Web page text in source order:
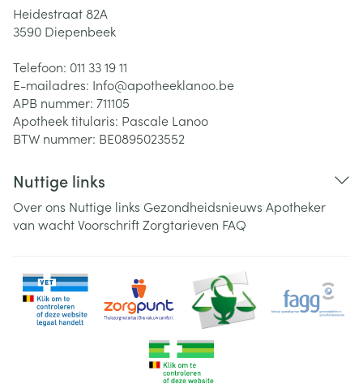
Heidestraat 82A
3590 Diepenbeek
Telefoon: 011 33 19 11
E-mailadres: Info@apotheeklanoo.be
APB nummer: 711105
Apotheek titularis: Pascale Lanoo
BTW nummer: BE0895023552
Nuttige links
Over ons Nuttige links Gezondheidsnieuws Apotheker
van wachtVoorschriftZorgtarieven FAQ